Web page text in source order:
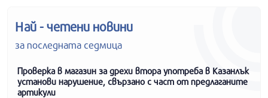
Най - четени новини
за последната седмица
Проверка в магазин за дрехи втора употреба в Казанлък
установи нарушение, свързано с част от предлаганите
артикули